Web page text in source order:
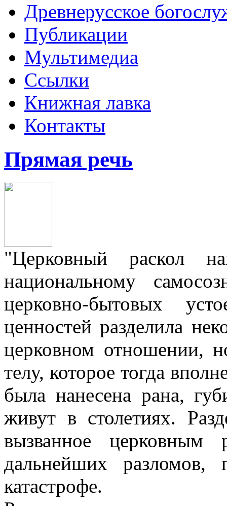
Древнерусское
Публикации
Мультимедиа
Ссылки
Книжная лавка
Контакты
Прямая речь
"Церковный раскол
национальному
церковно-бытовых
ценностей разделила
церковном отношении,
телу, которое тогда
была нанесена рана,
живут в столетиях.
вызванное церковным
дальнейших разломов,
катастрофе.